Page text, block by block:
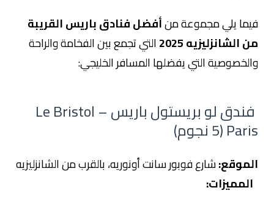
فيما يلي مجموعة منأفضل فنادق باريس القريبة
من الشانزليزيه 2025
التي تجمع بين الفخامة والراحة
والخصوصية التي يفضلها المسافر الخليجي:
فندق لو بريستول باريس – Le Bristol
Paris (5 نجوم)
الموقع:شارع فوبور سانت أونوريه، بالقرب من الشانزليزيه
المميزات: